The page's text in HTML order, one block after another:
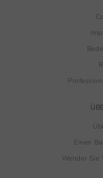
Einen
Wender Sie